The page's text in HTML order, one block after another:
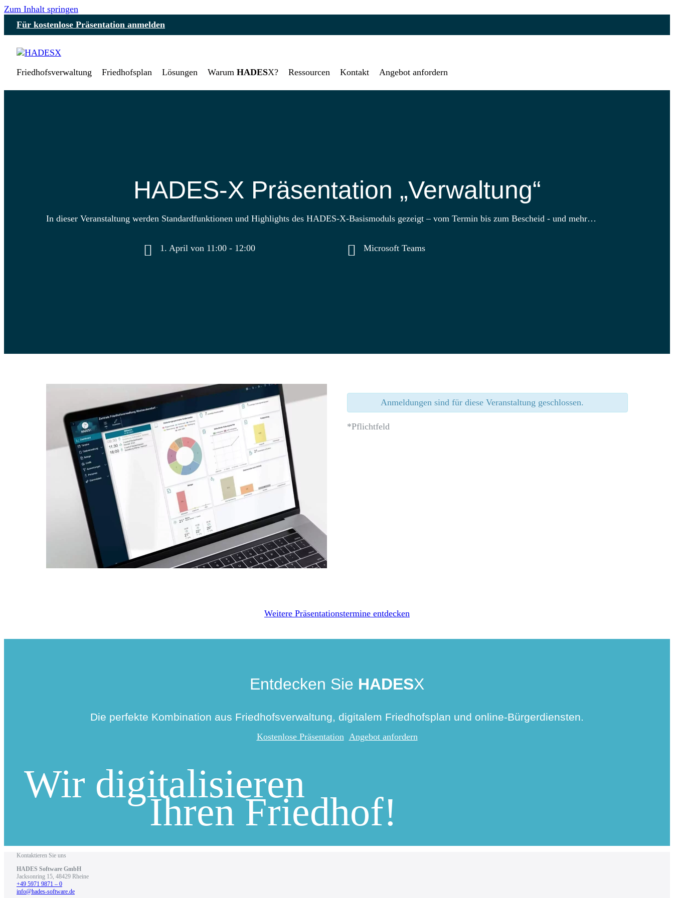
Zum Inhalt springen
Für kostenlose Präsentation anmelden
Friedhofsverwaltung Friedhofsplan Lösungen Warum HADESX? Ressourcen Kontakt Angebot anfordern
HADES‑X Präsentation „Verwaltung“
In dieser Veranstaltung werden Standardfunktionen und Highlights des HADES-X-Basismoduls gezeigt – vom Termin bis zum Bescheid - und mehr…
1. April von 11:00 - 12:00 Microsoft Teams
Anmeldungen sind für diese Veranstaltung geschlossen.
*Pflichtfeld
Weitere Präsentationstermine entdecken
Entdecken Sie HADESX
Die perfekte Kombination aus Friedhofsverwaltung, digitalem Friedhofsplan und online-Bürgerdiensten.
Kostenlose Präsentation Angebot anfordern
Wir digitalisieren
Ihren Friedhof!
Kontaktieren Sie uns
HADES Soft­ware GmbH
Jack­son­ring 15, 48429 Rhei­ne
+49 5971 9871 – 0
info@hades-software.de